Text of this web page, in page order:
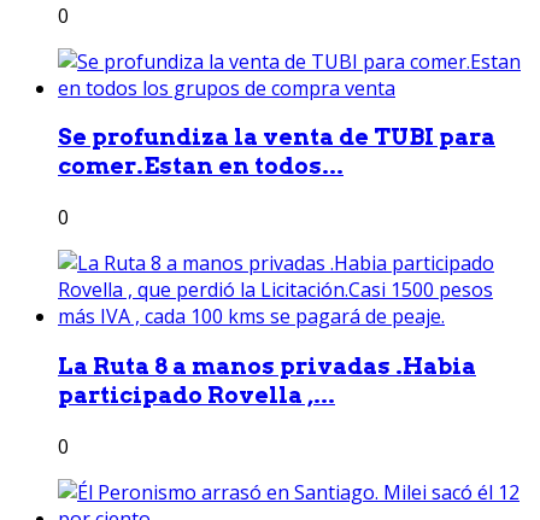
0
Se profundiza la venta de TUBI para
comer.Estan en todos...
0
La Ruta 8 a manos privadas .Habia
participado Rovella ,...
0